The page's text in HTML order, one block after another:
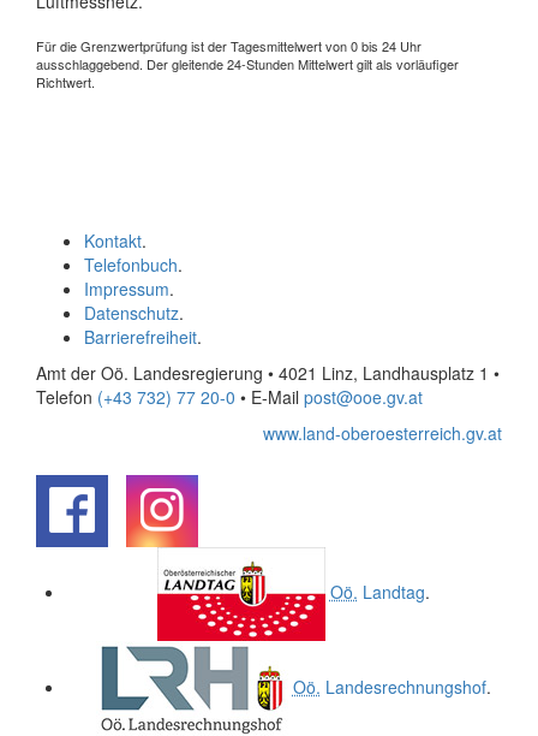
Für die Grenzwertprüfung ist der Tagesmittelwert von 0 bis 24 Uhr
ausschlaggebend. Der gleitende 24-Stunden Mittelwert gilt als vorläufiger
Richtwert.
Kontakt.
Telefonbuch.
Impressum.
Datenschutz.
Barrierefreiheit.
Amt der Oö. Landesregierung • 4021 Linz, Landhausplatz 1 •
Telefon (+43 732) 77 20-0 • E-Mail post@ooe.gv.at
www.land-oberoesterreich.gv.at
Oö. Landtag.
Oö. Landesrechnungshof.